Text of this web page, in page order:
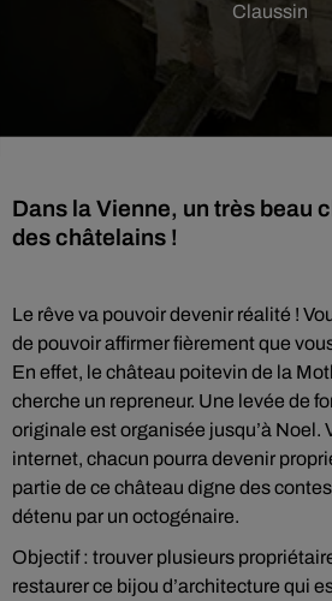
Claussin
Dans la Vienne, un très beau
des châtelains !
Le rêve va pouvoir devenir réalité !
de pouvoir affirmer fièrement que
En effet, le château poitevin de la
cherche un repreneur. Une levée de
originale est organisée jusqu’à Noel.
internet, chacun pourra devenir
partie de ce château digne des
détenu par un octogénaire.
Objectif : trouver plusieurs
restaurer ce bijou d’architecture qui